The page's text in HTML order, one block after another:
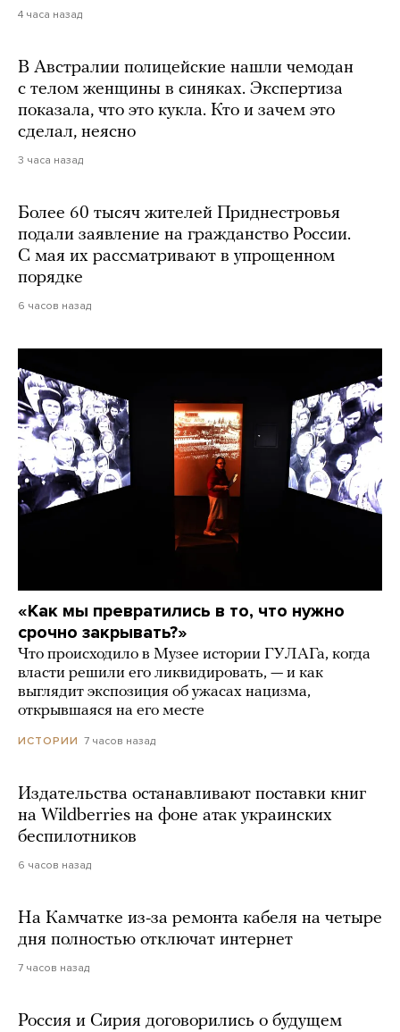
4 часа назад
В Австралии полицейские нашли чемодан
с телом женщины в синяках. Экспертиза
показала, что это кукла. Кто и зачем это
сделал, неясно
3 часа назад
Более 60 тысяч жителей Приднестровья
подали заявление на гражданство России.
С мая их рассматривают в упрощенном
порядке
6 часов назад
«Как мы превратились в то, что нужно
срочно закрывать?»
Что происходило в Музее истории ГУЛАГа, когда
власти решили его ликвидировать, — и как
выглядит экспозиция об ужасах нацизма,
открывшаяся на его месте
ИСТОРИИ 7 часов назад
Издательства останавливают поставки книг
на Wildberries на фоне атак украинских
беспилотников
6 часов назад
На Камчатке из-за ремонта кабеля на четыре
дня полностью отключат интернет
7 часов назад
Россия и Сирия договорились о будущем